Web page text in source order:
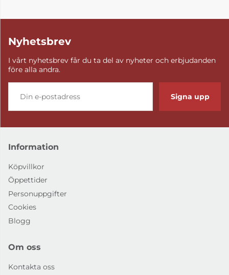
Nyhetsbrev
I vårt nyhetsbrev får du ta del av nyheter och erbjudanden
före alla andra.
Signa upp
Information
Köpvillkor
Öppettider
Personuppgifter
Cookies
Blogg
Om oss
Kontakta oss